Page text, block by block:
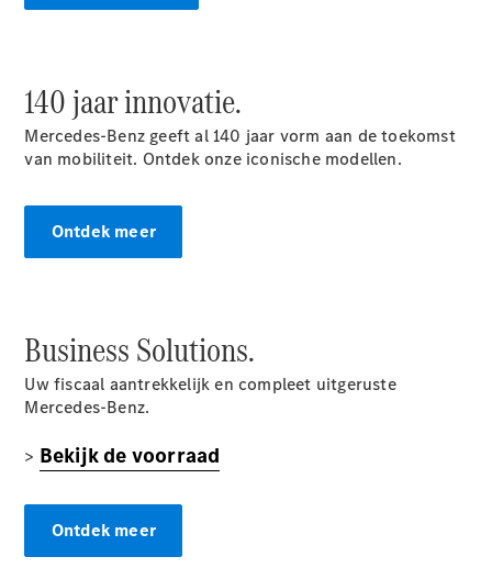
Configurator
Mercedes-
Benz Store
Alle MPVs
EQV
Elektrisch
V-Klasse
Mercedes-
Bedrijfswagens
140 jaar innovatie.
Mercedes-Benz geeft al 140 jaar vorm aan de toekomst
van mobiliteit. Ontdek onze iconische modellen.
Ontdek meer
Business Solutions.
Uw fiscaal aantrekkelijk en compleet uitgeruste
Mercedes-Benz.
> Bekijk de voorraad
Ontdek meer